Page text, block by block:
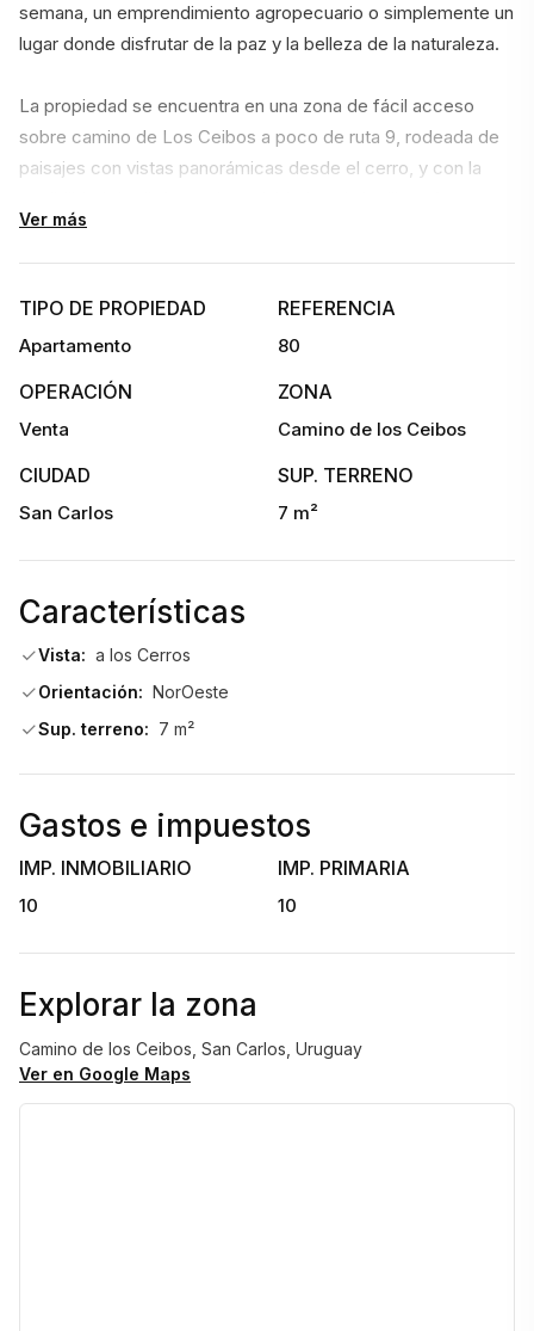
semana, un emprendimiento agropecuario o simplemente un
lugar donde disfrutar de la paz y la belleza de la naturaleza.
La propiedad se encuentra en una zona de fácil acceso
sobre camino de Los Ceibos a poco de ruta 9, rodeada de
paisajes con vistas panorámicas desde el cerro, y con la
no cuenta con casa construida, su potencial es ilimitado,
permitiéndote diseñar el espacio que siempre has deseado.
Actualmente cuenta con monte de Eucaliptus.
No dejes pasar esta oportunidad única. Consulta con
naturaleza te espera!
Ver más
TIPO DE PROPIEDAD
Apartamento
REFERENCIA
80
OPERACIÓN
Venta
ZONA
Camino de los Ceibos
CIUDAD
San Carlos
SUP. TERRENO
7 m²
Características
Vista: a los Cerros
Orientación: NorOeste
Sup. terreno: 7 m²
Gastos e impuestos
IMP. INMOBILIARIO
10
IMP. PRIMARIA
10
Explorar la zona
Camino de los Ceibos, San Carlos, Uruguay
Ver en Google Maps